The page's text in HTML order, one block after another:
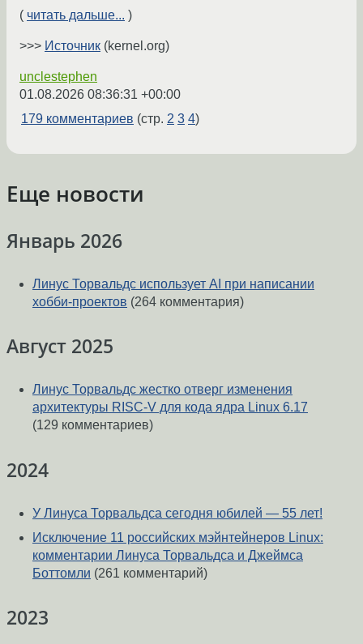
( читать дальше... )
>>> Источник (kernel.org)
unclestephen
01.08.2026 08:36:31 +00:00
179 комментариев (стр. 2 3 4)
Еще новости
Январь 2026
Линус Торвальдс использует AI при написании
хобби-проектов (264 комментария)
Август 2025
Линус Торвальдс жестко отверг изменения
архитектуры RISC-V для кода ядра Linux 6.17
(129 комментариев)
2024
У Линуса Торвальдса сегодня юбилей — 55 лет!
Исключение 11 российских мэйнтейнеров Linux:
комментарии Линуса Торвальдса и Джеймса
Боттомли (261 комментарий)
2023